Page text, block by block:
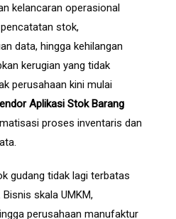
kelancaran operasional
stok,
data, hingga kehilangan
kerugian yang tidak
perusahaan kini mulai
Aplikasi Stok Barang
proses inventaris dan
gudang tidak lagi terbatas
skala UMKM,
perusahaan manufaktur